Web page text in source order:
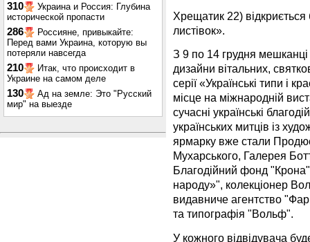
310
Украина и Россия: Глубина
исторической пропасти
286
Россияне, привыкайте:
Перед вами Украина, которую вы
потеряли навсегда
210
Итак, что происходит в
Украине на самом деле
130
Ад на земле: Это "Русский
мир" на выезде
Хрещатик 22)
листівок».
З 9 по 14 грудня мешканці
дизайни вітальних,
серії «Українські типи і
місце на міжнародній
сучасні українські
українських митців із
ярмарку вже стали
Мухарського, Галерея
Благодійний фонд
народу»", колекціонер
видавниче агентство
та типографія "Вольф".
У кожного відвідувача